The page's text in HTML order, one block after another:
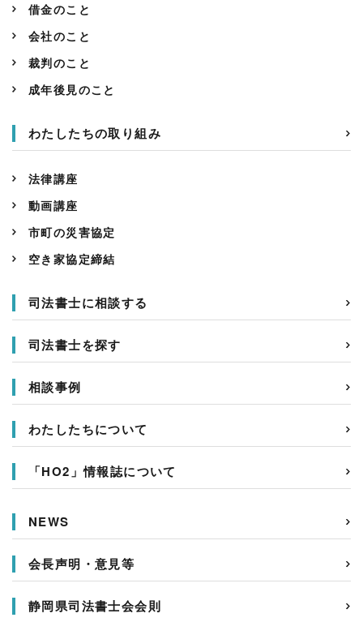
借金のこと
会社のこと
裁判のこと
成年後見のこと
わたしたちの取り組み
法律講座
動画講座
市町の災害協定
空き家協定締結
司法書士に相談する
司法書士を探す
相談事例
わたしたちについて
「HO2」情報誌について
NEWS
会長声明・意見等
静岡県司法書士会会則